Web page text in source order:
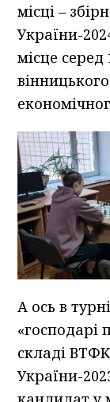
місці –
України-
місце
А ось в
«господарі
складі
України-